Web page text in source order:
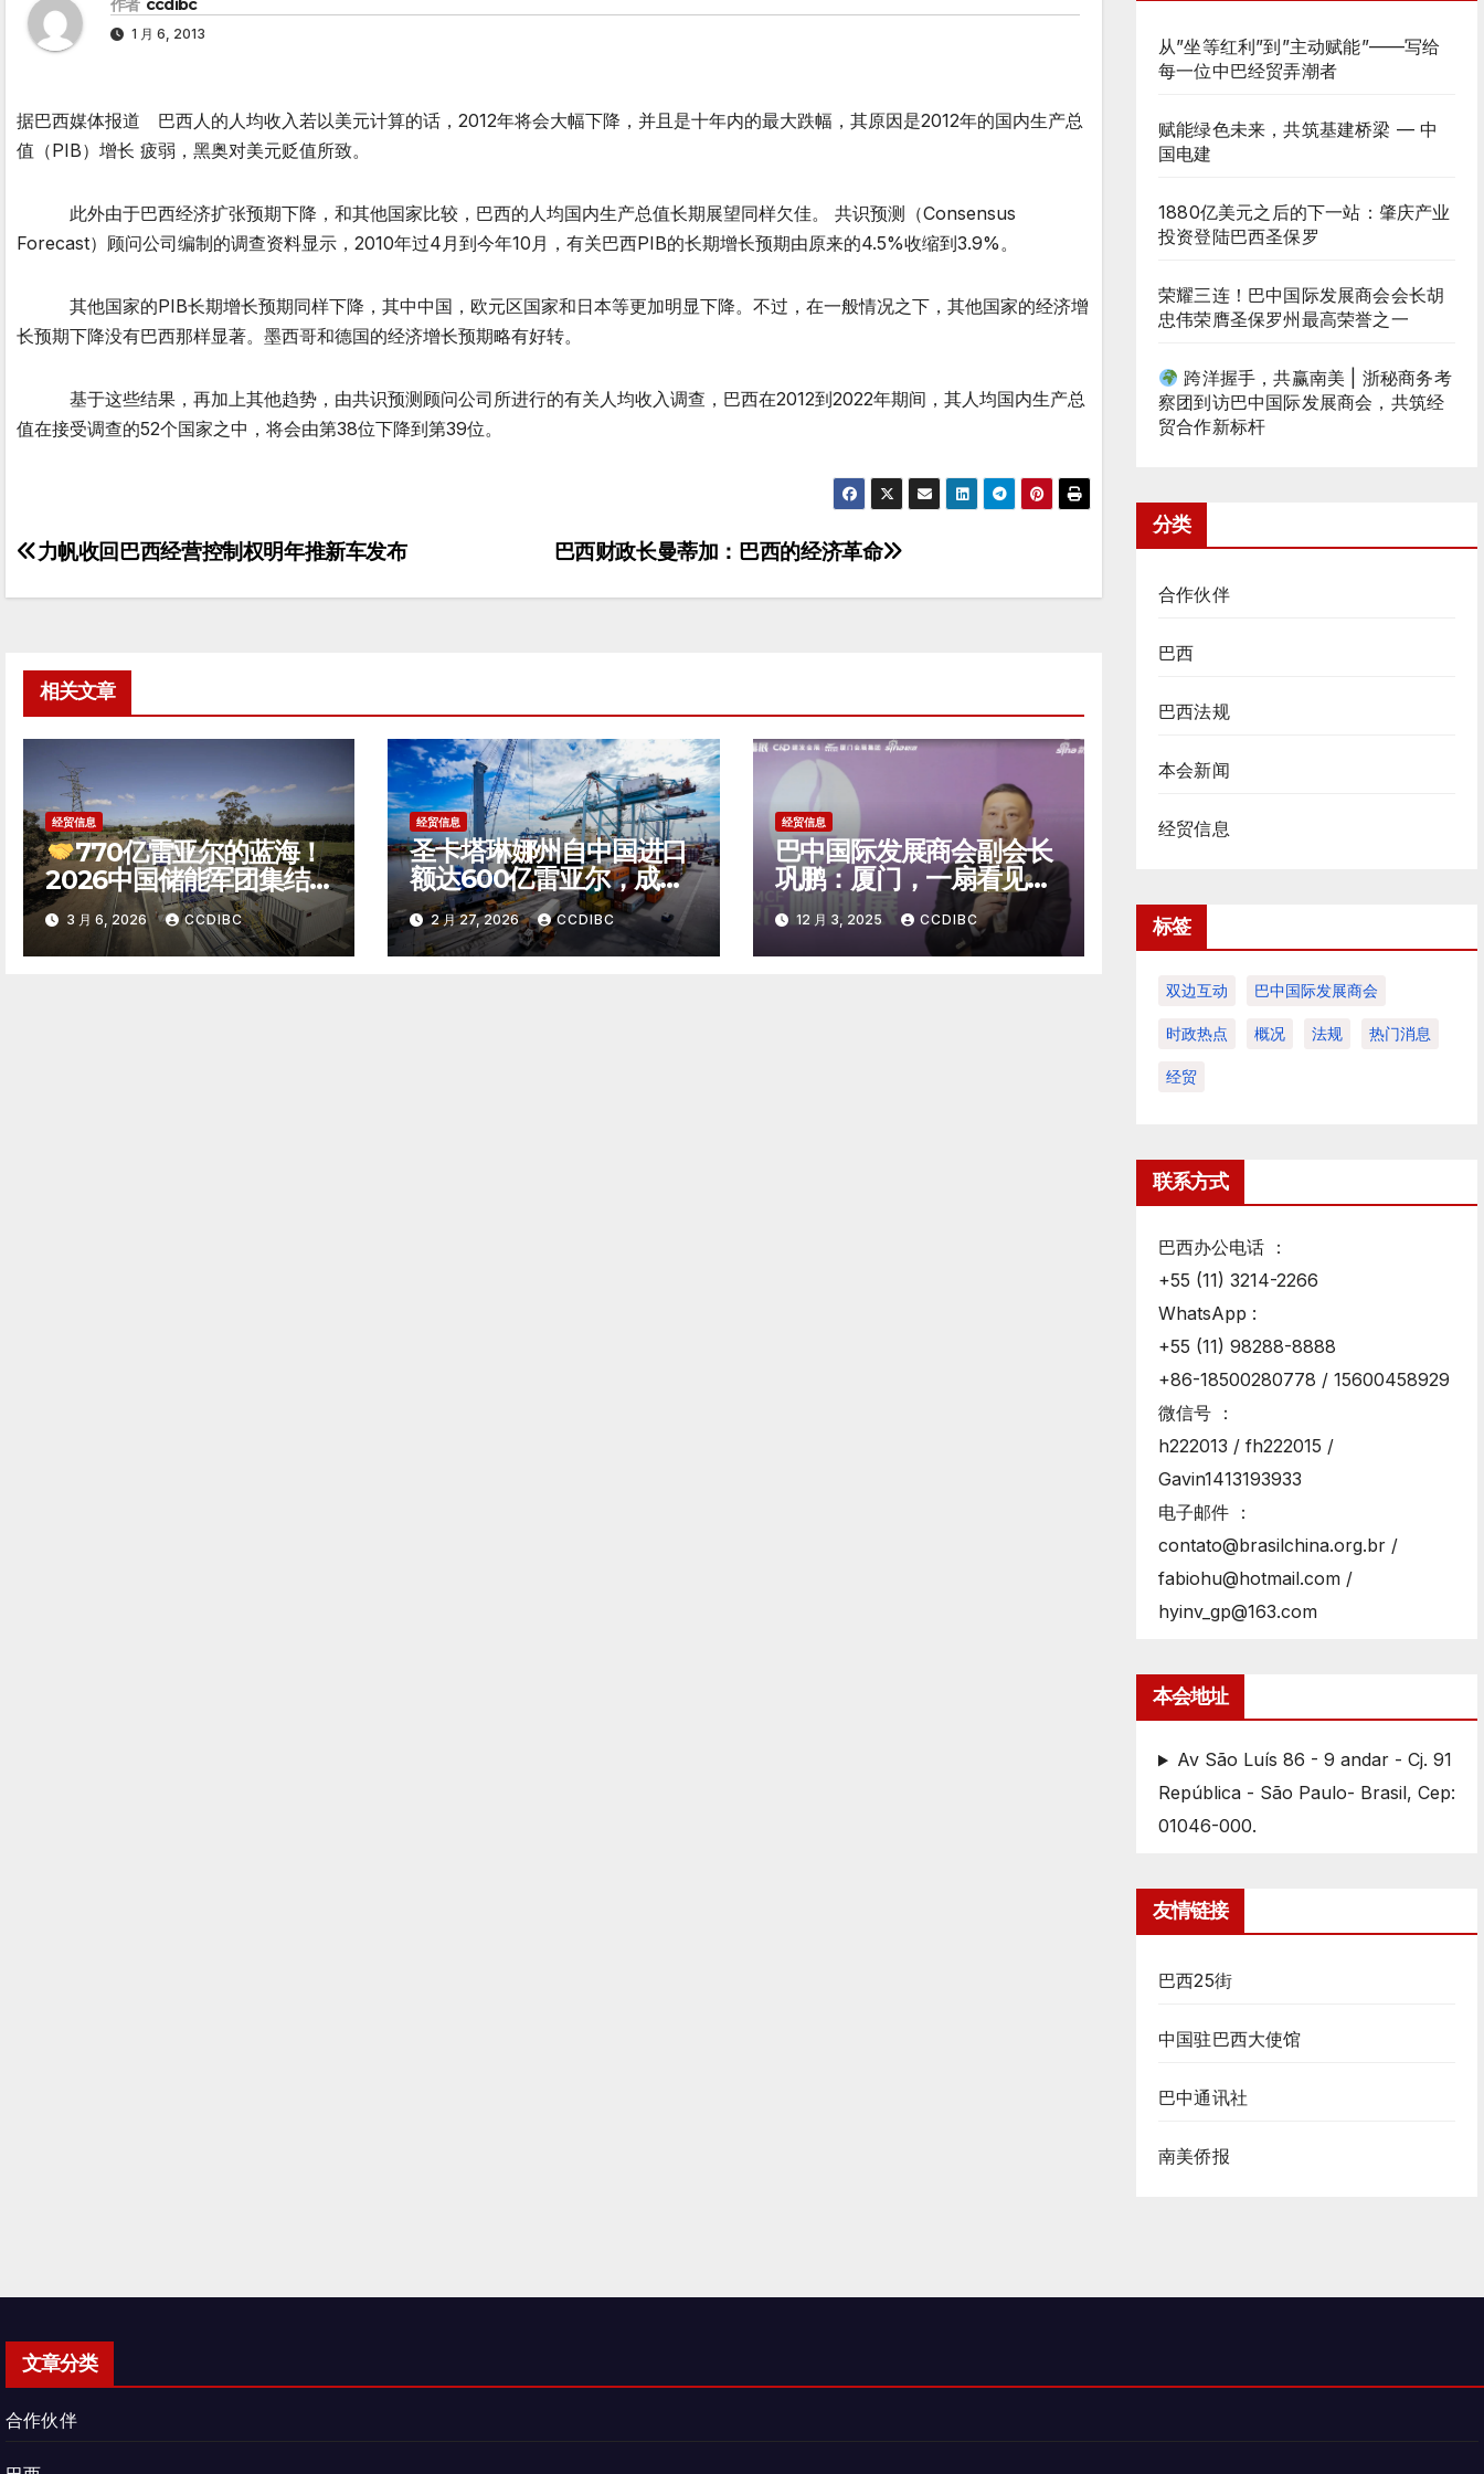
作者 ccdibc
1 月 6, 2013
据巴西媒体报道 巴西人的人均收入若以美元计算的话，2012年将会大幅下降，并且是十年内的最大跌幅，其原因是2012年的国内生产总
值（PIB）增长 疲弱，黑奥对美元贬值所致。
此外由于巴西经济扩张预期下降，和其他国家比较，巴西的人均国内生产总值长期展望同样欠佳。 共识预测（Consensus
Forecast）顾问公司编制的调查资料显示，2010年过4月到今年10月，有关巴西PIB的长期增长预期由原来的4.5%收缩到3.9%。
其他国家的PIB长期增长预期同样下降，其中中国，欧元区国家和日本等更加明显下降。不过，在一般情况之下，其他国家的经济增
长预期下降没有巴西那样显著。墨西哥和德国的经济增长预期略有好转。
基于这些结果，再加上其他趋势，由共识预测顾问公司所进行的有关人均收入调查，巴西在2012到2022年期间，其人均国内生产总
值在接受调查的52个国家之中，将会由第38位下降到第39位。
文
章
航
巴西财政长曼蒂加：巴西的经济革命
力帆收回巴西经营控制权明年推新车发布
相关文章
经贸信息
770亿雷亚尔的蓝海！
2026中国储能军团集结
巴西，竞逐南美能源转型
新极点
3 月 6, 2026 CCDIBC
经贸信息
圣卡塔琳娜州自中国进口
额达600亿雷亚尔，成为
巴西第二大中国商品进口
州2 月 27, 2026 CCDIBC
经贸信息
巴中国际发展商会副会长
巩鹏：厦门，一扇看见中
国精品咖啡未来的窗口
12 月 3, 2025 CCDIBC
从”坐等红利”到”主动赋能”——写给
每一位中巴经贸弄潮者
赋能绿色未来，共筑基建桥梁 — 中
国电建
1880亿美元之后的下一站：肇庆产业
投资登陆巴西圣保罗
荣耀三连！巴中国际发展商会会长胡
忠伟荣膺圣保罗州最高荣誉之一
跨洋握手，共赢南美 | 浙秘商务考
察团到访巴中国际发展商会，共筑经
贸合作新标杆
分类
合作伙伴
巴西
巴西法规
本会新闻
经贸信息
标签
双边互动 巴中国际发展商会
时政热点 概况 法规 热门消息
经贸
联系方式
巴西办公电话 ：
+55 (11) 3214-2266
WhatsApp :
+55 (11) 98288-8888
+86-18500280778 / 15600458929
微信号 ：
h222013 / fh222015 /
Gavin1413193933
电子邮件 ：
contato@brasilchina.org.br /
fabiohu@hotmail.com /
hyinv_gp@163.com
本会地址
Av São Luís 86 - 9 andar - Cj. 91
República - São Paulo- Brasil, Cep:
01046-000.
友情链接
巴西25街
中国驻巴西大使馆
巴中通讯社
南美侨报
文章分类
合作伙伴